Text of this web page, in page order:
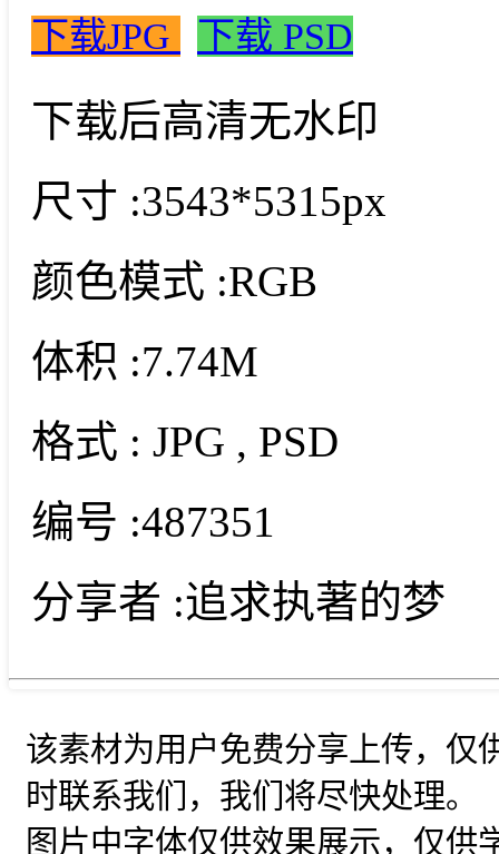
下载JPG 下载 PSD
下载后高清无水印
尺寸 :3543*5315px
颜色模式 :RGB
体积 :7.74M
格式 : JPG , PSD
编号 :487351
分享者 :追求执著的梦
该素材为用户免费分享上传，仅
时联系我们，我们将尽快处理。
图片中字体仅供效果展示，仅供